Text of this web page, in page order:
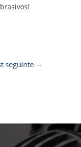
seguinte →